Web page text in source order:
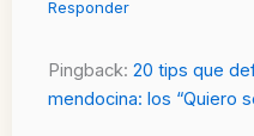
Responder
Pingback: 20 tips que
mendocina: los “Quiero